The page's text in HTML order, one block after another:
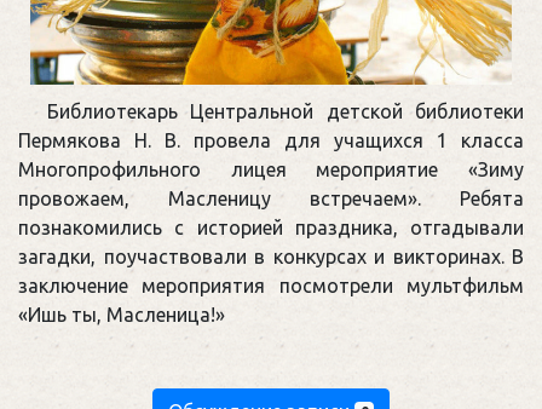
Библиотекарь Центральной детской библиотеки
Пермякова Н. В. провела для учащихся 1 класса
Многопрофильного лицея мероприятие «Зиму
провожаем, Масленицу встречаем». Ребята
познакомились с историей праздника, отгадывали
загадки, поучаствовали в конкурсах и викторинах. В
заключение мероприятия посмотрели мультфильм
«Ишь ты, Масленица!»